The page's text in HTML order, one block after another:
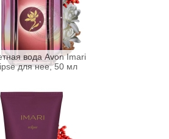
вода Avon Imari
для нее, 50 мл